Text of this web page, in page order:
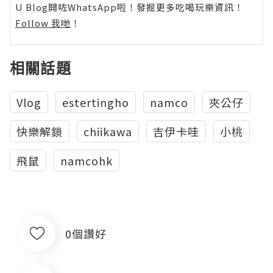
U Blog開咗WhatsApp啦！發掘更多吃喝玩樂資訊！
Follow 我哋 ！
相關話題
Vlog estertingho namco
夾公仔
快樂解鎖
chiikawa 吉伊卡哇
小桃
飛鼠
namcohk
0個讚好